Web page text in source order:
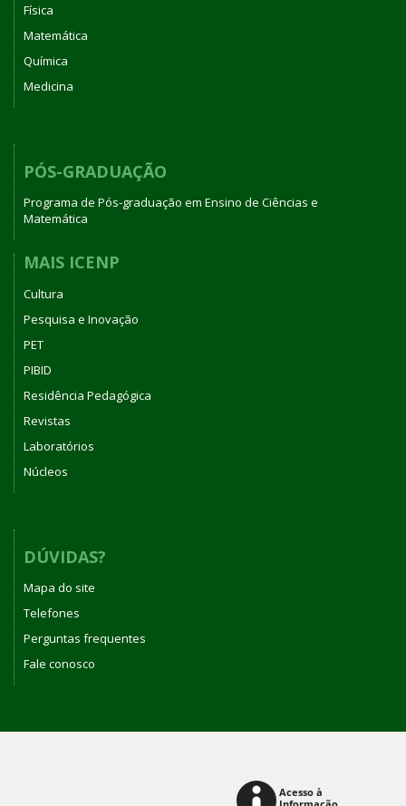
Física
Matemática
Química
Medicina
PÓS-GRADUAÇÃO
Programa de Pós-graduação em Ensino de Ciências e
Matemática
MAIS ICENP
Cultura
Pesquisa e Inovação
PET
PIBID
Residência Pedagógica
Revistas
Laboratórios
Núcleos
DÚVIDAS?
Mapa do site
Telefones
Perguntas frequentes
Fale conosco